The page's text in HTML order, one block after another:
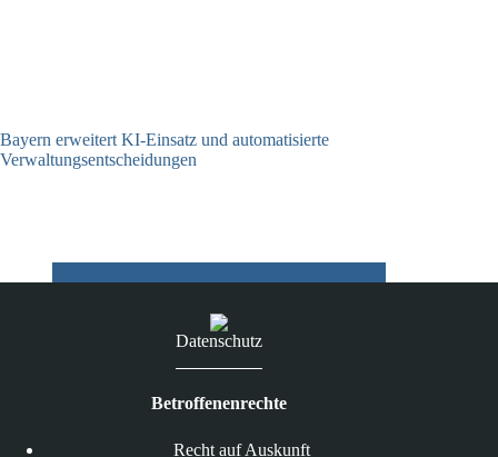
Bayern erweitert KI-Einsatz und automatisierte
Verwaltungsentscheidungen
Datenschutz
Betroffenenrechte
Recht auf Auskunft